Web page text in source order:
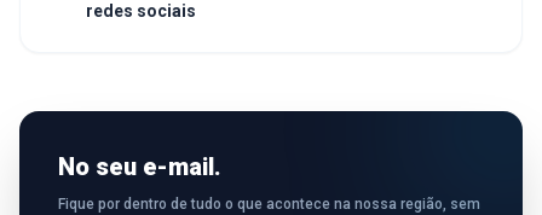
redes sociais
No seu e-mail.
Fique por dentro de tudo o que acontece na nossa região, sem